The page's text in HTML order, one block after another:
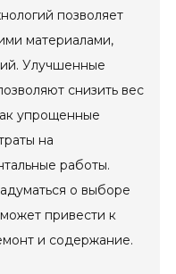
позволяет
материалами,
Улучшенные
снизить вес
упрощенные
на
работы.
о выборе
привести к
и содержание.